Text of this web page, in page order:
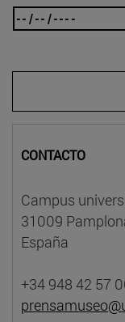
CONTACTO
Campus
31009
España
+34 948 42 57